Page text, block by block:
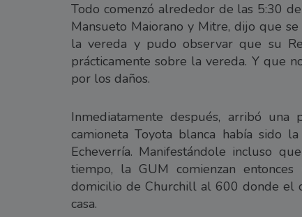
Todo comenzó alrededor de las 5:30
Mansueto Maiorano y Mitre, dijo que
la vereda y pudo observar que su
prácticamente sobre la vereda. Y que
por los daños.
Inmediatamente después, arribó
camioneta Toyota blanca había sido
Echeverría. Manifestándole incluso
tiempo, la GUM comienzan
domicilio de Churchill al 600 donde el
casa.